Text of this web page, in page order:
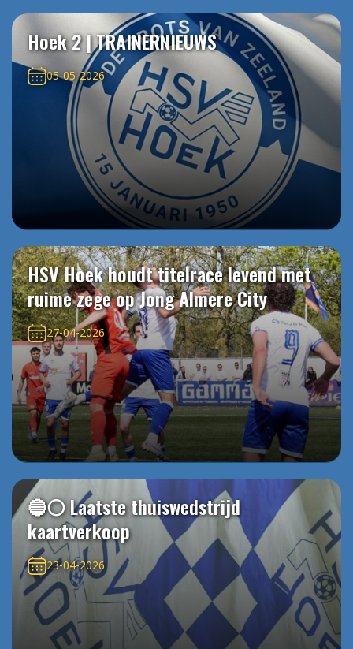
Hoek 2 | TRAINERNIEUWS
05-05-2026
HSV Hoek houdt titelrace levend met
ruime zege op Jong Almere City
27-04-2026
🔵⚪️ Laatste thuiswedstrijd
kaartverkoop
23-04-2026